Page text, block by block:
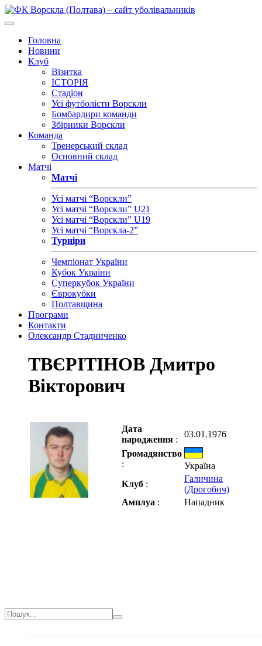
Головна
Новини
Клуб
Візитка
ІСТОРІЯ
Стадіон
Усі футболісти Ворскли
Бомбардири команди
Збірники Ворскли
Команда
Тренерський склад
Основний склад
Матчі
Матчі
Усі матчі “Ворскли”
Усі матчі “Ворскли” U21
Усі матчі “Ворскли” U19
Усі матчі “Ворскла-2”
Турніри
Чемпіонат України
Кубок України
Суперкубок України
Єврокубки
Полтавщина
Програми
Контакти
Олександр Стадниченко
ТВЄРІТІНОВ Дмитро
Вікторович
Дата
народження :
03.01.1976
Громадянство
:
Україна
Клуб :
Галичина
(Дрогобич)
Амплуа : Нападник